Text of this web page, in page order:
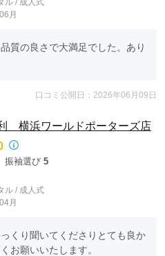
月
質の良さで大満足でした。あり
口コミ公開日：2026年06月09日
横浜ワールドポーターズ店
振袖選び 5
ル / 成人式
月
くり聞いてくださりとても良か
お願いいたします。